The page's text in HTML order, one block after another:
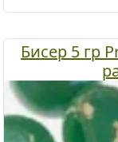
Бисер 5 гр